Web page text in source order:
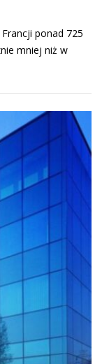
ponad 725
mniej niż w